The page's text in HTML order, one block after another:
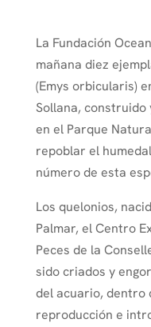
L’
Inicio›
Acuamed colabora
Ambiente y el
autóctonos en L’
La Fundación
mañana diez
(Emys orbicularis)
Sollana, construido
en el Parque
repoblar el
número de esta
Los quelonios,
Palmar, el Centro
Peces de la
sido criados y
del acuario, dentro
reproducción e